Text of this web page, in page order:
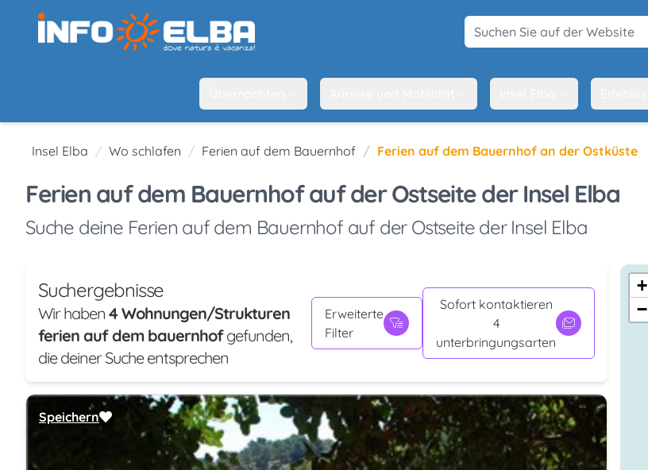
Suchen Sie auf der Website
Insel Elba Wo schlafen Ferien auf dem Bauernhof Ferien auf dem Bauernhof an der Ostküste
Ferien auf dem Bauernhof auf der Ostseite der Insel Elba
Suche deine Ferien auf dem Bauernhof auf der Ostseite der Insel Elba
Suchergebnisse
Wir haben 4 Wohnungen/Strukturen
ferien auf dem bauernhofgefunden,
die deiner Suche entsprechen
Erweiterte
Filter
Sofort kontaktieren
4
unterbringungsarten
Speichern
+
−